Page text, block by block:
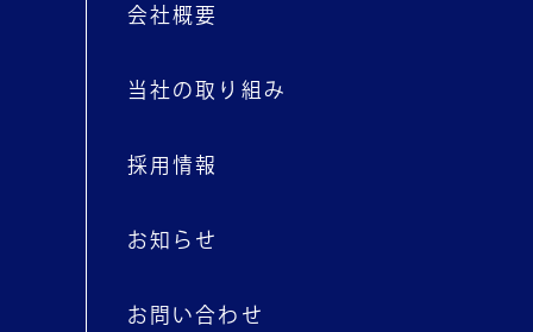
会社概要
当社の取り組み
採用情報
お知らせ
お問い合わせ